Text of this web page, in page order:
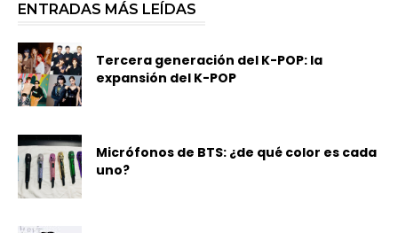
ENTRADAS MÁS LEÍDAS
Tercera generación del K-POP: la
expansión del K-POP
Micrófonos de BTS: ¿de qué color es cada
uno?